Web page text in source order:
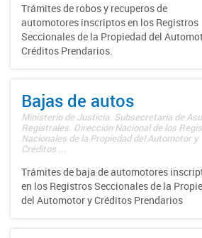
Trámites de robos y recuperos de
automotores inscriptos en los Registros
Seccionales de la Propiedad del
Créditos Prendarios.
Bajas de autos
Ministerio de Justicia. Subsecretaría de
Registrales. Dirección Nacional de los
Nacionales de la Propiedad del Automotor y
Créditos ...
Trámites de baja de automotores
en los Registros Seccionales de la
del Automotor y Créditos Prendarios